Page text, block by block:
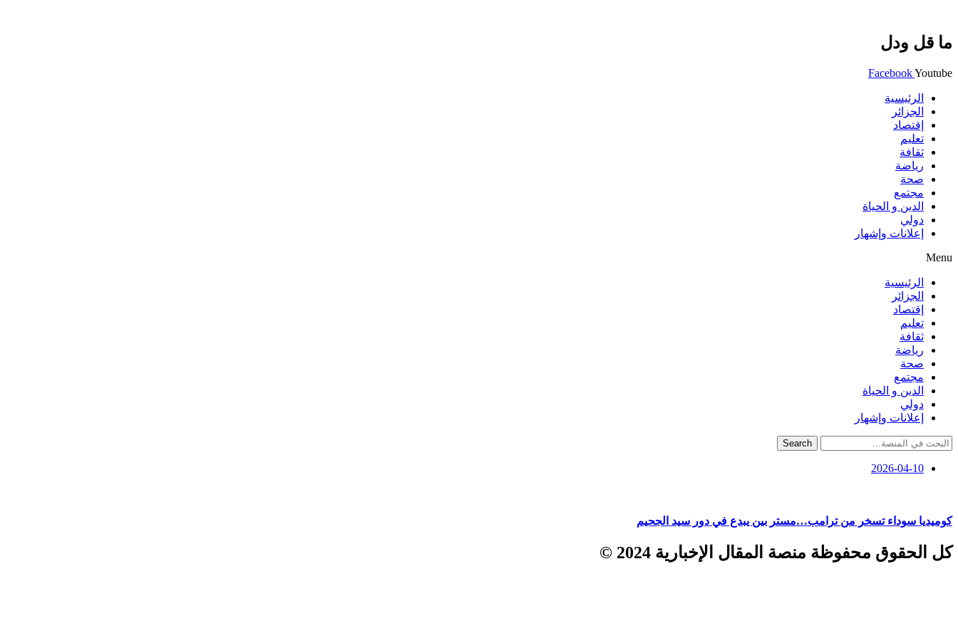
ما قل ودل
FacebookYoutube
الرئيسية
الجزائر
إقتصاد
تعليم
ثقافة
رياضة
صحة
مجتمع
الدين و الحياة
دولي
إعلانات وإشهار
Menu
الرئيسية
الجزائر
إقتصاد
تعليم
ثقافة
رياضة
صحة
مجتمع
الدين و الحياة
دولي
إعلانات وإشهار
Search
2026-04-10
كوميديا سوداء تسخر من ترامب…مستر بين يبدع في دور سيد الجحيم
كل الحقوق محفوظة منصة المقال الإخبارية 2024 ©